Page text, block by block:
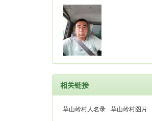
相关链接
草山岭村人名录 草山岭村图片